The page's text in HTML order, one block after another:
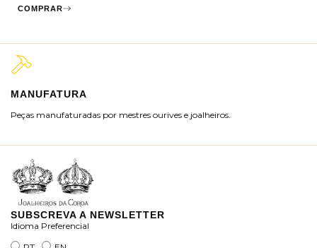
COMPRAR
MANUFATURA
Peças manufaturadas por mestres ourives e joalheiros.
SUBSCREVA A NEWSLETTER
Idioma Preferencial